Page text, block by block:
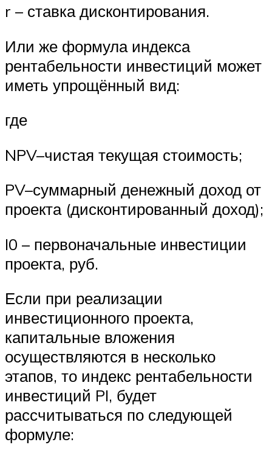
r – ставка дисконтирования.
Или же формула индекса
рентабельности инвестиций может
иметь упрощённый вид:
где
NPV–чистая текущая стоимость;
PV–суммарный денежный доход от
проекта (дисконтированный доход);
I0 – первоначальные инвестиции
проекта, руб.
Если при реализации
инвестиционного проекта,
капитальные вложения
осуществляются в несколько
этапов, то индекс рентабельности
инвестиций PI, будет
рассчитываться по следующей
формуле: